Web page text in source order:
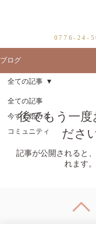
0776-24-
ブログ
全ての記事
今すぐ始める
コミュニティ
全ての記事
後でもう一度
ださ
記事が公開されると
れます。